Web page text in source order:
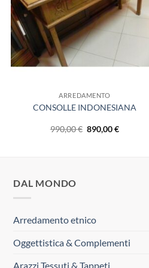
ARREDAMENTO
CONSOLLE INDONESIANA
990,00€ Il
prezzo
890,00€Il
DAL MONDO
Arredamento etnico
Oggettistica & Complementi
Arazzi Tessuti & Tappeti